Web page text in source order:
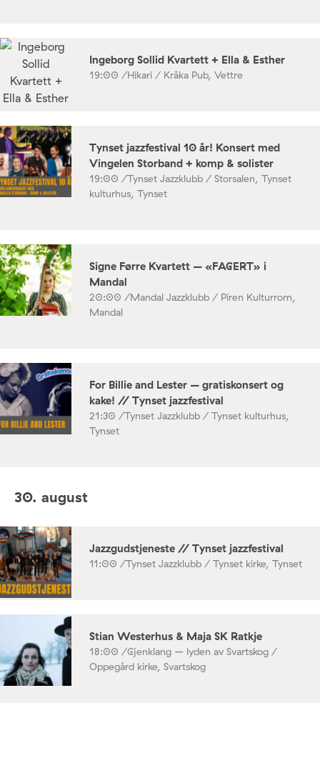
Ingeborg Sollid Kvartett + Ella & Esther
19:00 /Hikari / Kråka Pub, Vettre
Tynset jazzfestival 10 år! Konsert med
Vingelen Storband + komp & solister
19:00 /Tynset Jazzklubb / Storsalen, Tynset
kulturhus, Tynset
Signe Førre Kvartett – «FAGERT» i
Mandal
20:00 /Mandal Jazzklubb / Piren Kulturrom,
Mandal
For Billie and Lester – gratiskonsert og
kake! // Tynset jazzfestival
21:30 /Tynset Jazzklubb / Tynset kulturhus,
Tynset
30. august
Jazzgudstjeneste // Tynset jazzfestival
11:00 /Tynset Jazzklubb / Tynset kirke, Tynset
Stian Westerhus & Maja SK Ratkje
18:00 /Gjenklang – lyden av Svartskog /
Oppegård kirke, Svartskog